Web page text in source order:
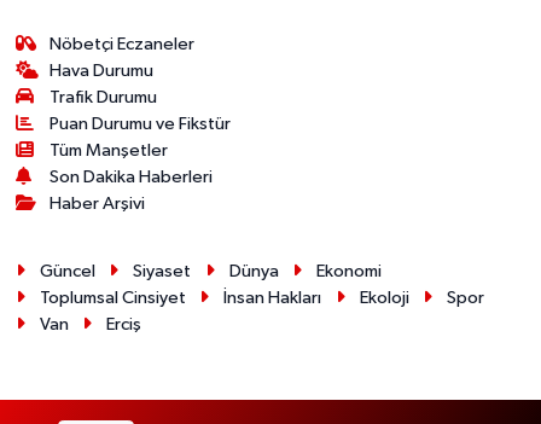
Nöbetçi Eczaneler
Hava Durumu
Trafik Durumu
Puan Durumu ve Fikstür
Tüm Manşetler
Son Dakika Haberleri
Haber Arşivi
Güncel Siyaset Dünya
Ekonomi
Toplumsal Cinsiyet
İnsan Hakları Ekoloji
Spor
Van
Erciş